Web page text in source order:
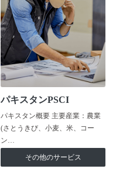
パキスタンPSCI
パキスタン概要 主要産業：農業
(さとうきび、小麦、米、コー
ン…
その他のサービス